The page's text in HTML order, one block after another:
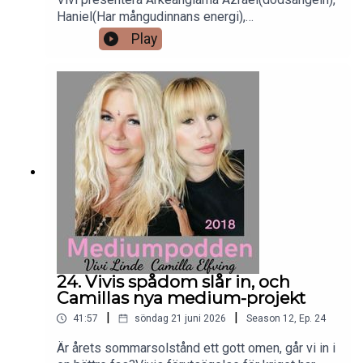
Haniel(Har mångudinnans energi),
Jeremiel(hjälper dig finna din väg),
Metatron(kungen av änglar) och Ratziel(trollkarlen
i änglavärlden). Hon berättar hur ni kan
sammarbeta med dom, hur ni kallar på dem, och
vilka uppgifter och lärdomar de kan bistå med.
Play
24. Vivis spådom slår in, och
Camillas nya medium-projekt
41:57 söndag 21 juni 2026 Season 12, Ep. 24
Är årets sommarsolstånd ett gott omen, går vi in i